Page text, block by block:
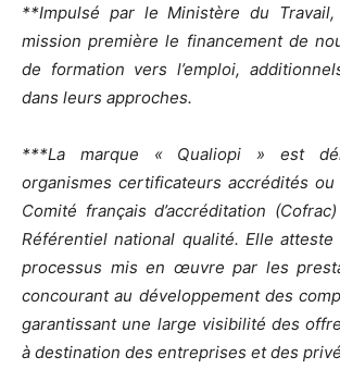
**Impulsé par le Ministère du
mission première le financement de
de formation vers l’emploi,
dans leurs approches.
***La marque « Qualiopi » est
organismes certificateurs accrédités
Comité français d’accréditation
Référentiel national qualité. Elle
processus mis en œuvre par les
concourant au développement des
garantissant une large visibilité des
à destination des entreprises et des